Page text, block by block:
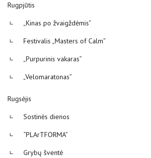
Rugpjūtis
„Kinas po žvaigždėmis”
Festivalis „Masters of Calm”
„Purpurinis vakaras”
„Velomaratonas”
Rugsėjis
Sostinės dienos
“PLArTFORMA”
Grybų šventė